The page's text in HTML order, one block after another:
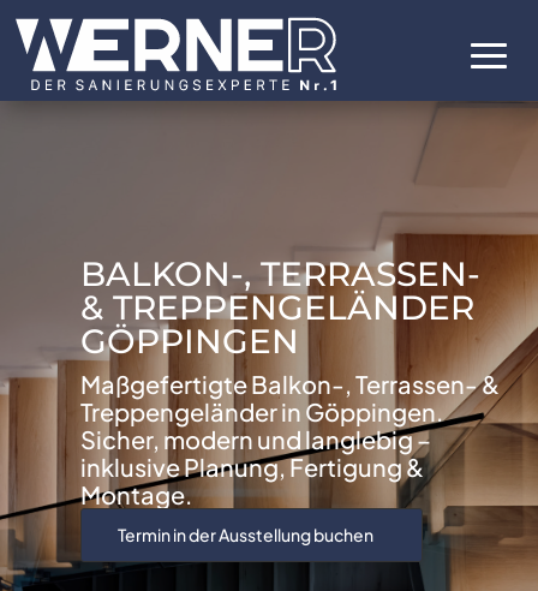
BALKON-, TERRASSEN-
& TREPPENGELÄNDER
GÖPPINGEN
Maßgefertigte Balkon-, Terrassen- &
Treppengeländer in Göppingen.
Sicher, modern und langlebig –
inklusive Planung, Fertigung &
Montage.
Termin in der Ausstellung buchen